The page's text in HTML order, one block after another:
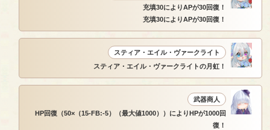
充填30によりAPが30回復！
充填30によりAPが30回復！
スティア・エイル・ヴァークライト
スティア・エイル・ヴァークライトの月虹！
武器商人
HP回復（50×（15-FB:-5）（最大値1000））によりHPが1000回
復！